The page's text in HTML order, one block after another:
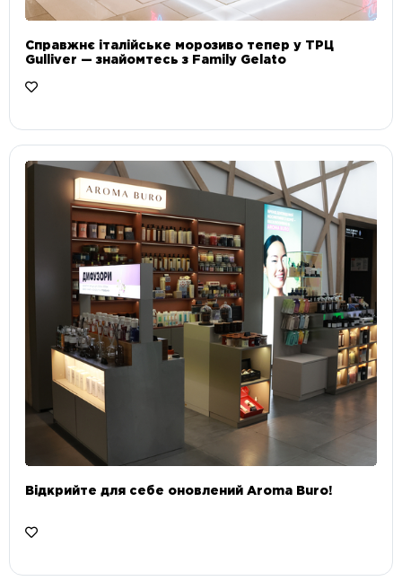
Справжнє італійське морозиво тепер у ТРЦ
Gulliver — знайомтесь з Family Gelato
Відкрийте для себе оновлений Aroma Buro! ⠀